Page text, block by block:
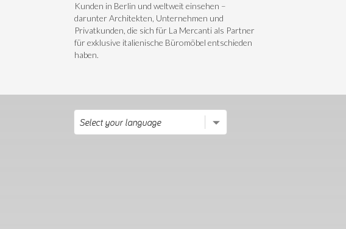
Kunden in Berlin und weltweit einsehen –
darunter Architekten, Unternehmen und
Privatkunden, die sich für La Mercanti als Partner
für exklusive italienische Büromöbel entschieden
haben.